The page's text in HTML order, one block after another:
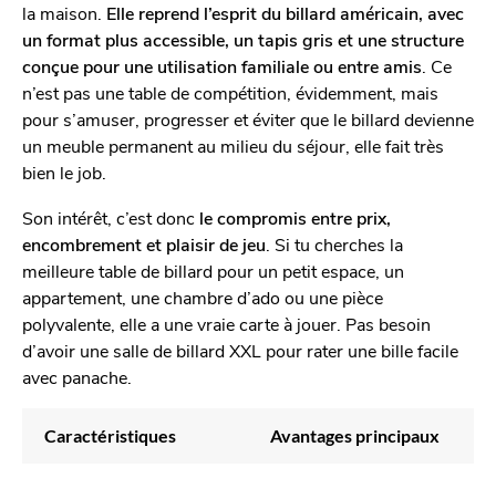
la maison. Elle reprend l’esprit du billard américain, avec
un format plus accessible, un tapis gris et une structure
conçue pour une utilisation familiale ou entre amis. Ce
n’est pas une table de compétition, évidemment, mais
pour s’amuser, progresser et éviter que le billard devienne
un meuble permanent au milieu du séjour, elle fait très
bien le job.
Son intérêt, c’est donc le compromis entre prix,
encombrement et plaisir de jeu . Si tu cherches la
meilleure table de billard pour un petit espace, un
appartement, une chambre d’ado ou une pièce
polyvalente, elle a une vraie carte à jouer. Pas besoin
d’avoir une salle de billard XXL pour rater une bille facile
avec panache.
Caractéristiques Avantages principaux